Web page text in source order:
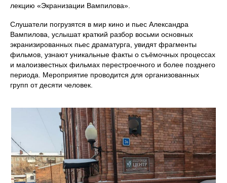
лекцию «Экранизации Вампилова».
Слушатели погрузятся в мир кино и пьес Александра
Вампилова, услышат краткий разбор восьми основных
экранизированных пьес драматурга, увидят фрагменты
фильмов, узнают уникальные факты о съёмочных процессах
и малоизвестных фильмах перестроечного и более позднего
периода. Мероприятие проводится для организованных
групп от десяти человек.